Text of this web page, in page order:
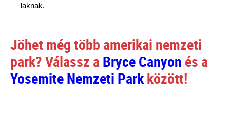
laknak.
Jöhet még több amerikai nemzeti
park? Válassz aBryce Canyon és a
Yosemite Nemzeti Parkközött!